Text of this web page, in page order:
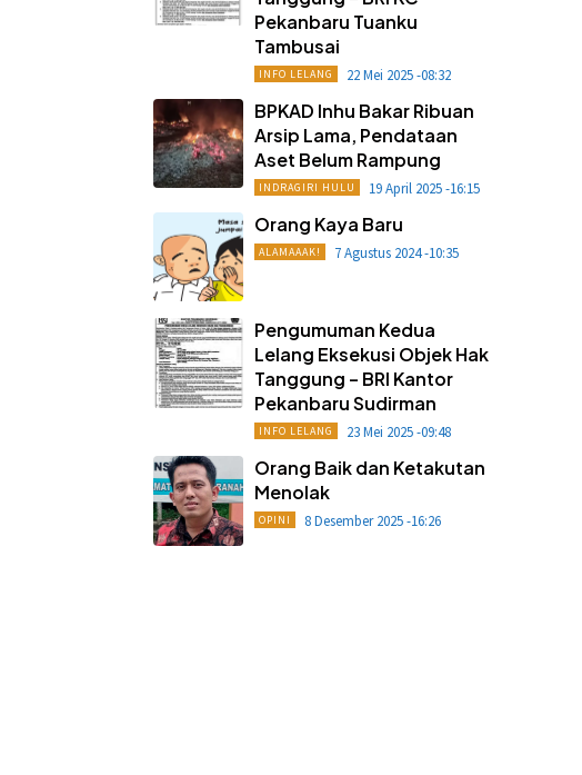
Pekanbaru Tuanku
Tambusai
INFO LELANG 22 Mei 2025 -08:32
BPKAD Inhu Bakar Ribuan
Arsip Lama, Pendataan
Aset Belum Rampung
INDRAGIRI HULU 19 April 2025 -16:15
Orang Kaya Baru
ALAMAAAK! 7 Agustus 2024 -10:35
Pengumuman Kedua
Lelang Eksekusi Objek Hak
Tanggung – BRI Kantor
Pekanbaru Sudirman
INFO LELANG 23 Mei 2025 -09:48
Orang Baik dan Ketakutan
Menolak
OPINI 8 Desember 2025 -16:26